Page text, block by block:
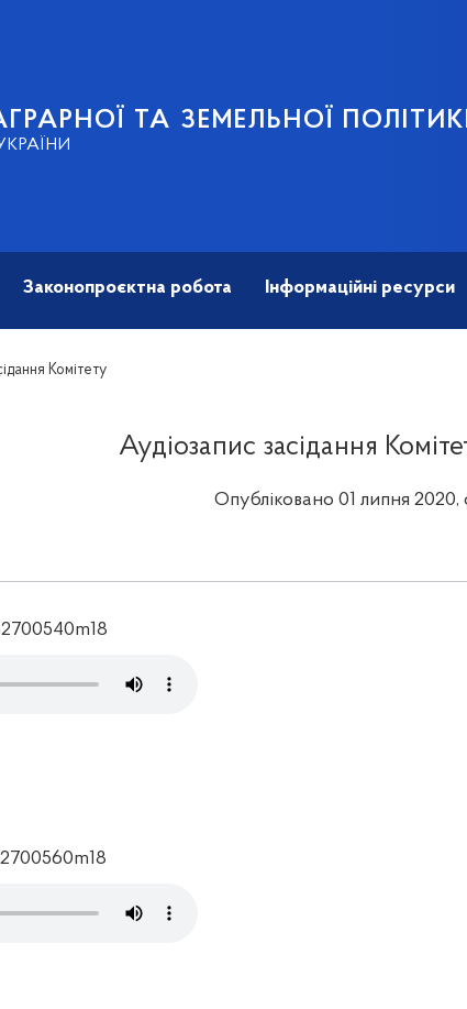
ТА ЗЕМЕЛЬНОЇ
Законопроєктна робота Інформаційні ресурси
Комітету
Аудіозапис засідання
Опубліковано 01 липня 2020,